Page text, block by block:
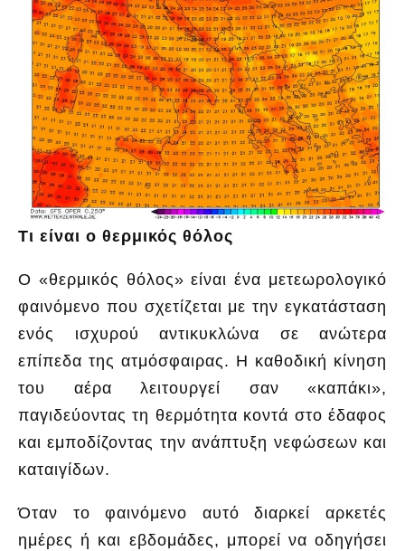
Τι είναι ο θερμικός θόλος
Ο «θερμικός θόλος» είναι ένα μετεωρολογικό
φαινόμενο που σχετίζεται με την εγκατάσταση
ενός ισχυρού αντικυκλώνα σε ανώτερα
επίπεδα της ατμόσφαιρας. Η καθοδική κίνηση
του αέρα λειτουργεί σαν «καπάκι»,
παγιδεύοντας τη θερμότητα κοντά στο έδαφος
και εμποδίζοντας την ανάπτυξη νεφώσεων και
καταιγίδων.
Όταν το φαινόμενο αυτό διαρκεί αρκετές
ημέρες ή και εβδομάδες, μπορεί να οδηγήσει